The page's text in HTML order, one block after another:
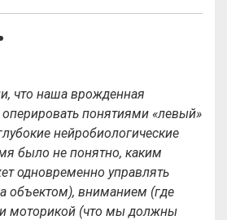
, что наша врожденная
оперировать понятиями «левый»
нейробиологические
было не понятно, каким
одновременно управлять
объектом), вниманием (где
и моторикой (что мы должны